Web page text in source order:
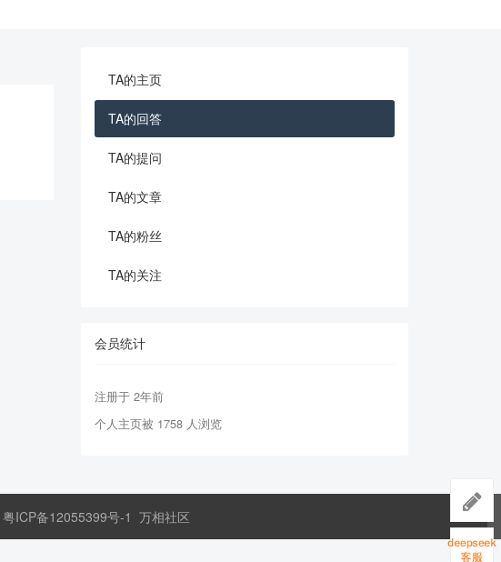
TA的主页
TA的回答
TA的提问
TA的文章
TA的粉丝
TA的关注
会员统计
注册于 2年前
个人主页被 1758 人浏览
粤ICP备12055399号-1 万相社区
deepseek
客服